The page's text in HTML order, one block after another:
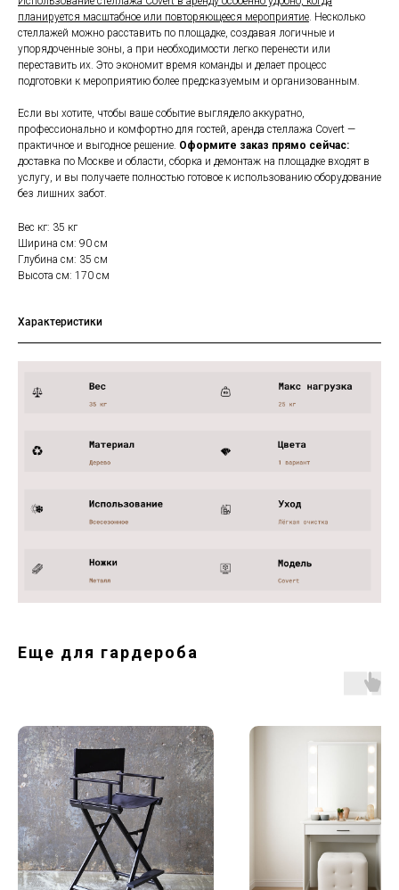
планируется масштабное или повторяющееся мероприятие . Несколько
стеллажей можно расставить по площадке, создавая логичные и
упорядоченные зоны, а при необходимости легко перенести или
переставить их. Это экономит время команды и делает процесс
подготовки к мероприятию более предсказуемым и организованным.
Если вы хотите, чтобы ваше событие выглядело аккуратно,
профессионально и комфортно для гостей, аренда стеллажа Covert —
практичное и выгодное решение. Оформите заказ прямо сейчас:
доставка по Москве и области, сборка и демонтаж на площадке входят в
услугу, и вы получаете полностью готовое к использованию оборудование
без лишних забот.
Вес кг: 35 кг
Ширина см: 90 см
Глубина см: 35 см
Высота см: 170 см
Характеристики
Еще для гардероба